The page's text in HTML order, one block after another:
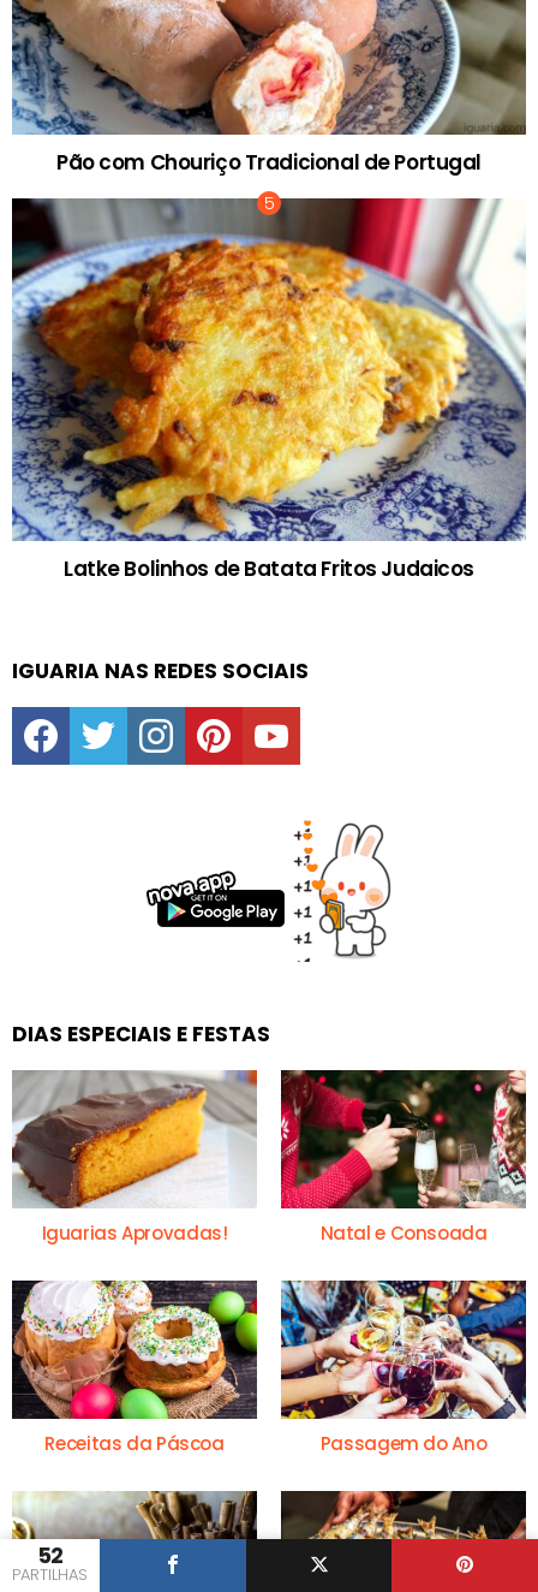
52
PARTILHAS
Pão com Chouriço Tradicional de Portugal
Latke Bolinhos de Batata Fritos Judaicos
IGUARIA NAS REDES SOCIAIS
facebooktwitter instagrampinterestyoutube
DIAS ESPECIAIS E FESTAS
Iguarias Aprovadas! Natal e Consoada
Receitas da Páscoa Passagem do Ano